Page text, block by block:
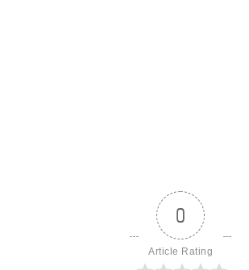
0
Article Rating